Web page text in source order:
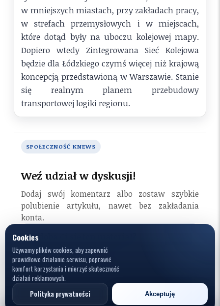
w mniejszych miastach, przy zakładach pracy,
w strefach przemysłowych i w miejscach,
które dotąd były na uboczu kolejowej mapy.
Dopiero wtedy Zintegrowana Sieć Kolejowa
będzie dla Łódzkiego czymś więcej niż krajową
koncepcją przedstawioną w Warszawie. Stanie
się realnym planem przebudowy
transportowej logiki regionu.
SPOŁECZNOŚĆ KNEWS
Weź udział w dyskusji!
Dodaj swój komentarz albo zostaw szybkie
polubienie artykułu, nawet bez zakładania
konta.
Podoba Ci się ten materiał?
Jedno kliknięcie i gotowe.
Polub artykuł
0osób polubiło
Cookies
Używamy plików cookies, aby zapewnić
prawidłowe działanie serwisu, poprawić
komfort korzystania i mierzyć skuteczność
działań reklamowych.
Polityka prywatności
Akceptuję